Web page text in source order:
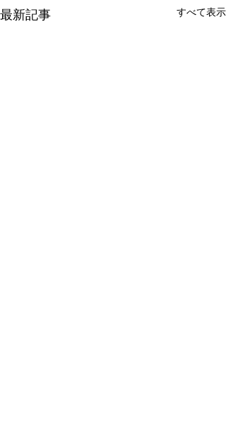
最新記事 すべて表示